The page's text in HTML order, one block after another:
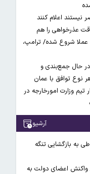
اعلام کنند
عذرخواهی را هم
عملا شروع شده/ ترامپ،
حال جمع‌بندی و
نوع توافق با عمان
وزارت امورخارجه در
آرشیو
به بازگشایی تنگه
واکنش اعضای دولت به